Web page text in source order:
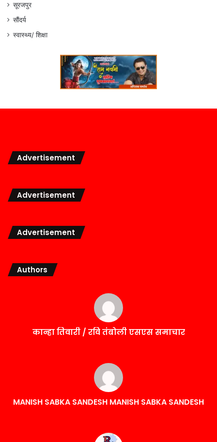
सूरजपुर
सौंदर्य
स्वास्थ्य/ शिक्षा
Advertisement
Advertisement
Advertisement
Authors
कान्हा तिवारी / रवि तंबोली एसएस समाचार
MANISH SABKA SANDESH MANISH SABKA SANDESH